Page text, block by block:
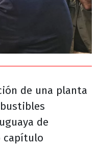
de una planta
de
capítulo